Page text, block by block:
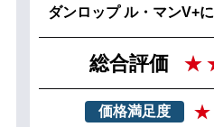
ダンロップ ル・マンV+
総合評価
価格満足度